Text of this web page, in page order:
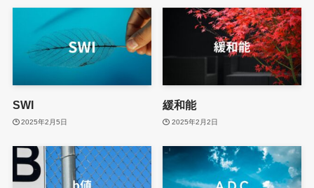
SWI
2025年2月5日
緩和能
2025年2月2日